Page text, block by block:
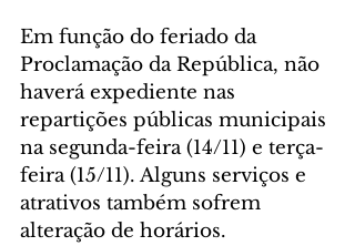
Em função do feriado da
Proclamação da República, não
haverá expediente nas
repartições públicas municipais
na segunda-feira (14/11) e terça-
feira (15/11). Alguns serviços e
atrativos também sofrem
alteração de horários.